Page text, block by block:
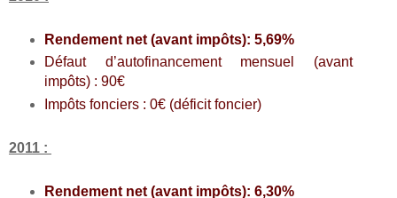
Rendement net (avant impôts): 5,69%
Défaut d’autofinancement mensuel (avant
impôts) : 90€
Impôts fonciers : 0€ (déficit foncier)
2011 :
Rendement net (avant impôts): 6,30%